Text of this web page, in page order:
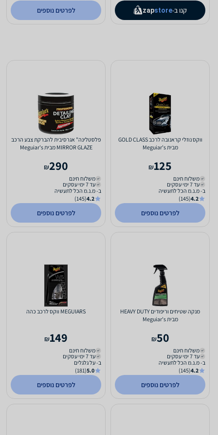
קנו ב- zapstore לפרטים נוספים
ווקס נוזלי קראנובה לרכב GOLD CLASS
מבית Meguiar's
125
₪
משלוח חינם
עד 7 ימי עסקים
ב- מ.נ.מ הכל לתעשיה
4.2
(145)
לפרטים נוספים
פלסטלינה" אגרסיבית להברקת צבע הרכב
MIRROR GLAZE מבית Meguiar's
290
₪
משלוח חינם
עד 7 ימי עסקים
ב- מ.נ.מ הכל לתעשיה
4.2
(145)
לפרטים נוספים
מנקה שטיחים וריפודים HEAVY DUTY
מבית Meguiar's
50
₪
משלוח חינם
עד 7 ימי עסקים
ב- מ.נ.מ הכל לתעשיה
4.2
(145)
לפרטים נוספים
MEGUIARS ווקס לרכב כהה
149
₪
משלוח חינם
עד 7 ימי עסקים
ב- על גלגלים
5.0
(181)
לפרטים נוספים